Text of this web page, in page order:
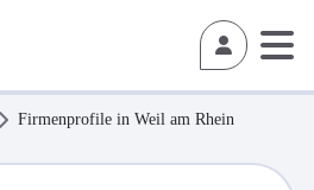
Firmenprofile in Weil am Rhein